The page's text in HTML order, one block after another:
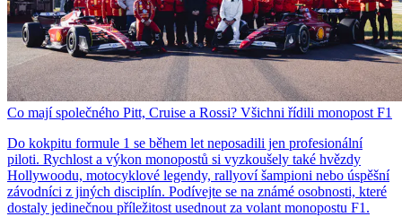
Co mají společného Pitt, Cruise a Rossi? Všichni řídili monopost F1
Do kokpitu formule 1 se během let neposadili jen profesionální
piloti. Rychlost a výkon monopostů si vyzkoušely také hvězdy
Hollywoodu, motocyklové legendy, rallyoví šampioni nebo úspěšní
závodníci z jiných disciplín. Podívejte se na známé osobnosti, které
dostaly jedinečnou příležitost usednout za volant monopostu F1.